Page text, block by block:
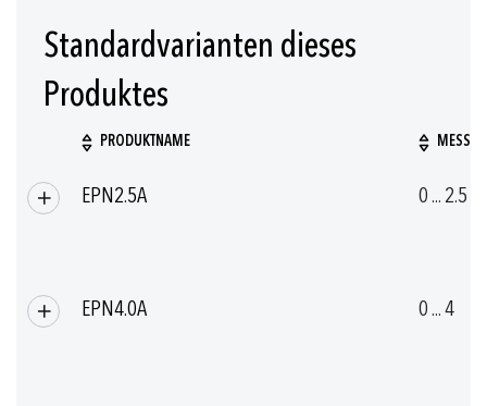
-40°C ... +125°C
Standardvarianten dieses
Produktes
Produkte
PRODUKTNAME
EPN2.5A 0 ... 2.5
EPN4.0A 0 ... 4